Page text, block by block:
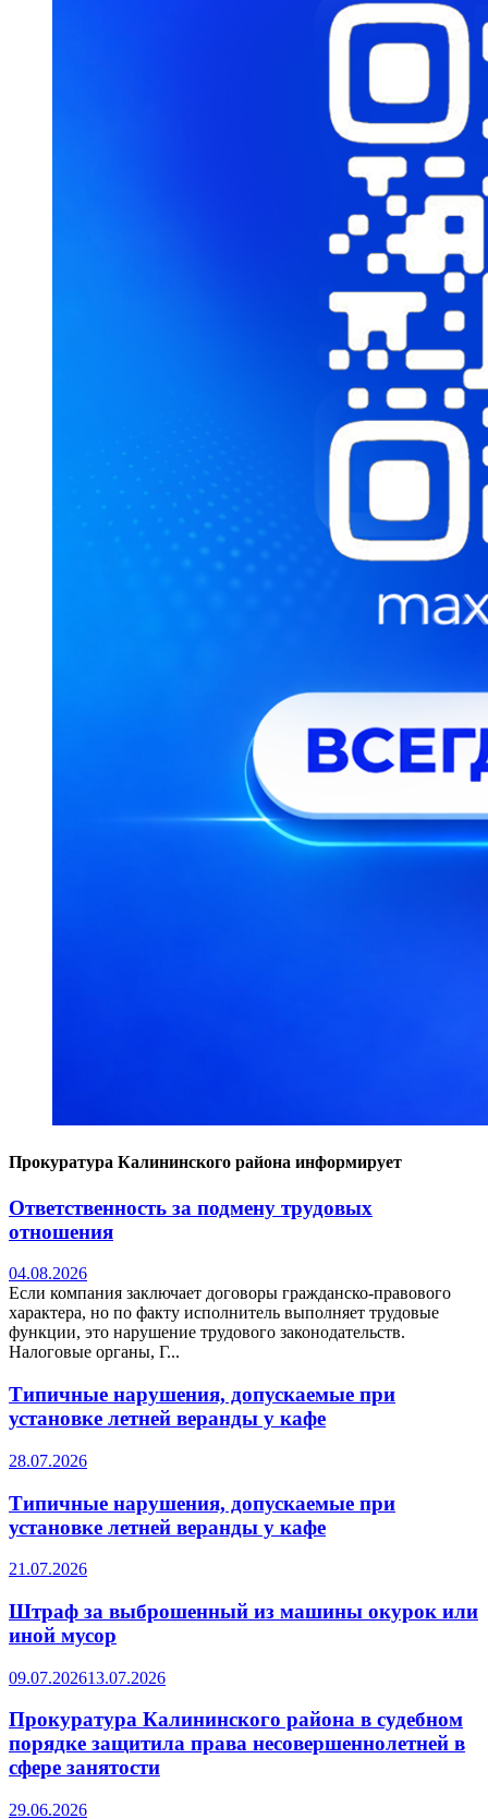
Прокуратура Калининского района информирует
Ответственность за подмену трудовых
отношения
04.08.2026
Если компания заключает договоры гражданско-правового
характера, но по факту исполнитель выполняет трудовые
функции, это нарушение трудового законодательств.
Налоговые органы, Г...
Типичные нарушения, допускаемые при
установке летней веранды у кафе
28.07.2026
Типичные нарушения, допускаемые при
установке летней веранды у кафе
21.07.2026
Штраф за выброшенный из машины окурок или
иной мусор
09.07.202613.07.2026
Прокуратура Калининского района в судебном
порядке защитила права несовершеннолетней в
сфере занятости
29.06.2026